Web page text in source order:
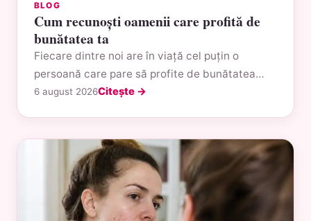
BLOG
Cum recunoști oamenii care profită de
bunătatea ta
Fiecare dintre noi are în viață cel puțin o
persoană care pare să profite de bunătatea…
6 august 2026Citește →